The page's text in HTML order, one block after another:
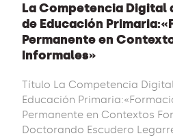
La Competencia Digital
de Educación
Permanente en
Informales»
Título La Competencia
Educación
Permanente en Contextos
Doctorando Escudero